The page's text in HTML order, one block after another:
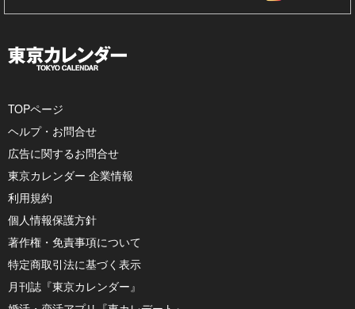
TOPページ
ヘルプ・お問合せ
広告に関するお問合せ
東京カレンダー 企業情報
利用規約
個人情報保護方針
著作権・免責事項について
特定商取引法に基づく表示
月刊誌『東京カレンダー』